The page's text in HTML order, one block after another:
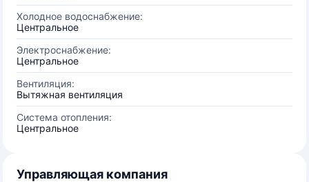
Холодное водоснабжение:
Центральное
Электроснабжение:
Центральное
Вентиляция:
Вытяжная вентиляция
Система отопления:
Центральное
Управляющая компания